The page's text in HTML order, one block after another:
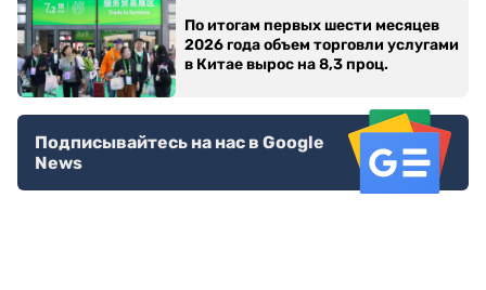
По итогам первых шести месяцев
2026 года объем торговли услугами
в Китае вырос на 8,3 проц.
Подписывайтесь на нас в Google
News